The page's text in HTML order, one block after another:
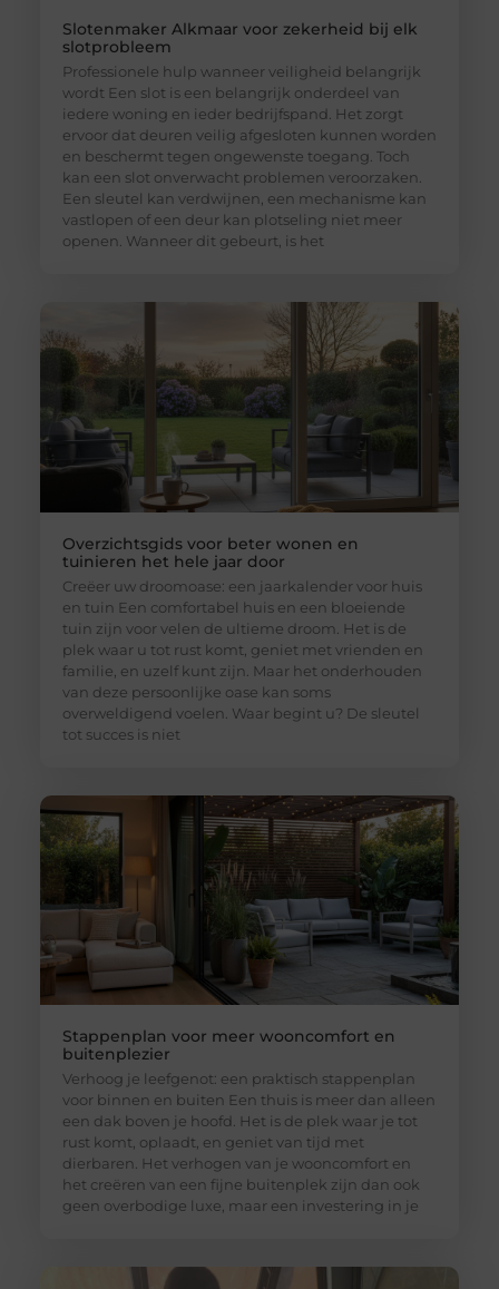
Slotenmaker Alkmaar voor zekerheid bij elk
slotprobleem
Professionele hulp wanneer veiligheid belangrijk
wordt Een slot is een belangrijk onderdeel van
iedere woning en ieder bedrijfspand. Het zorgt
ervoor dat deuren veilig afgesloten kunnen worden
en beschermt tegen ongewenste toegang. Toch
kan een slot onverwacht problemen veroorzaken.
Een sleutel kan verdwijnen, een mechanisme kan
vastlopen of een deur kan plotseling niet meer
openen. Wanneer dit gebeurt, is het
Overzichtsgids voor beter wonen en
tuinieren het hele jaar door
Creëer uw droomoase: een jaarkalender voor huis
en tuin Een comfortabel huis en een bloeiende
tuin zijn voor velen de ultieme droom. Het is de
plek waar u tot rust komt, geniet met vrienden en
familie, en uzelf kunt zijn. Maar het onderhouden
van deze persoonlijke oase kan soms
overweldigend voelen. Waar begint u? De sleutel
tot succes is niet
Stappenplan voor meer wooncomfort en
buitenplezier
Verhoog je leefgenot: een praktisch stappenplan
voor binnen en buiten Een thuis is meer dan alleen
een dak boven je hoofd. Het is de plek waar je tot
rust komt, oplaadt, en geniet van tijd met
dierbaren. Het verhogen van je wooncomfort en
het creëren van een fijne buitenplek zijn dan ook
geen overbodige luxe, maar een investering in je